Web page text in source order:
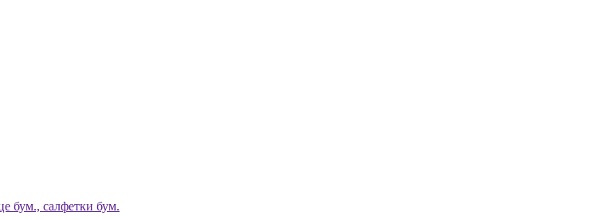
бум., салфетки бум.